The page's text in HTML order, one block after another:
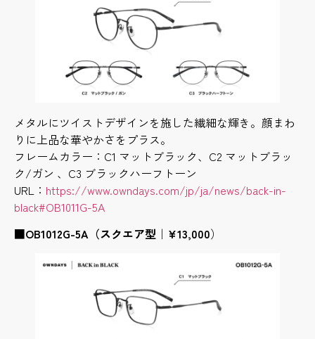
メタルにツイストデザインを施した繊細な輝き。顔まわ
りに上品な華やかさをプラス。
フレームカラー：C1 マットブラック、C2 マットブラッ
ク/ガン 、C3 ブラックハーフトーン
URL： https://www.owndays.com/jp/ja/news/back-in-
black#OB1011G-5A
■OB1012G-5A（スクエア型｜¥13,000）